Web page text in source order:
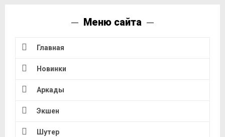
Меню сайта
Главная
Новинки
Аркады
Экшен
Шутер